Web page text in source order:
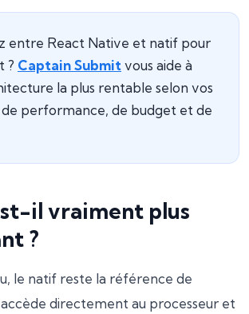
entre React Native et natif pour
? Captain Submitvous aide à
la plus rentable selon vos
performance, de budget et de
il vraiment plus
?
le natif reste la référence de
directement au processeur et